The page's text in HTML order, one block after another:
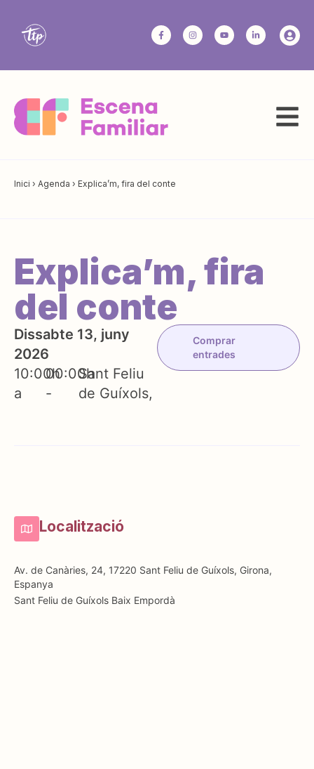
Inici › Agenda › Explica’m, fira del conte
Explica’m, fira
del conte
Dissabte 13, juny
2026
10:00h
a
00:00h
-
Sant Feliu
de Guíxols
Comprar
entrades
Localització
Av. de Canàries, 24, 17220 Sant Feliu de Guíxols, Girona,
Espanya
Sant Feliu de Guíxols Baix Empordà